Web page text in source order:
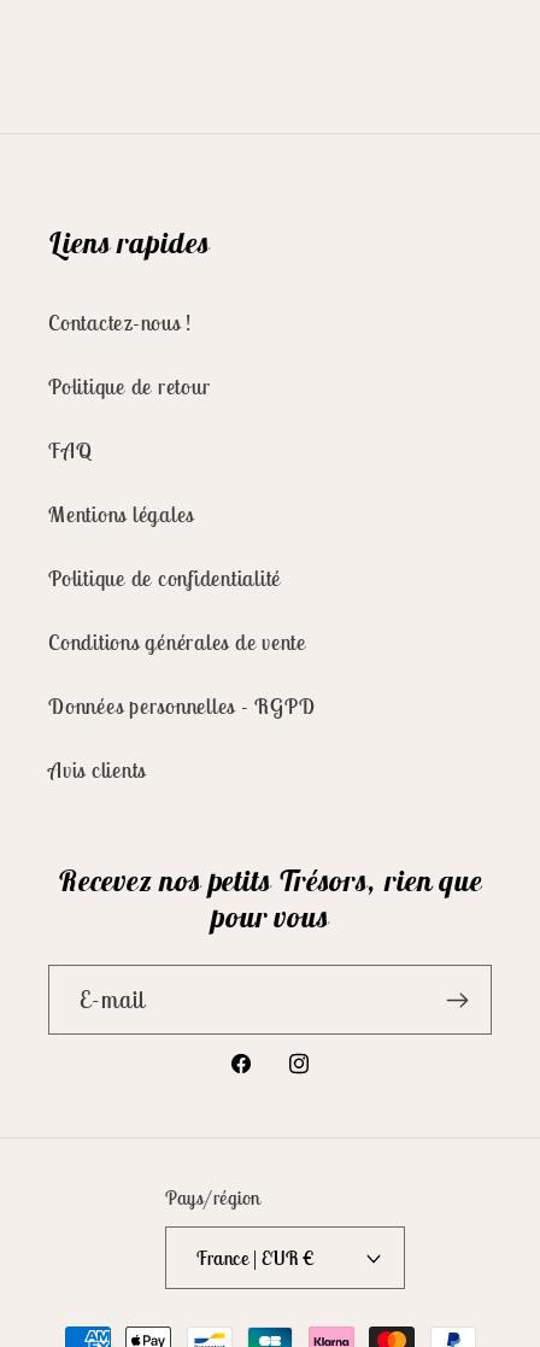
Liens rapides
Contactez-nous !
Politique de retour
FAQ
Mentions légales
Politique de confidentialité
Conditions générales de vente
Données personnelles - RGPD
Avis clients
Recevez nos petits Trésors, rien que
pour vous
E-mail
FacebookInstagram
Pays/région
France | EUR €
Moyens